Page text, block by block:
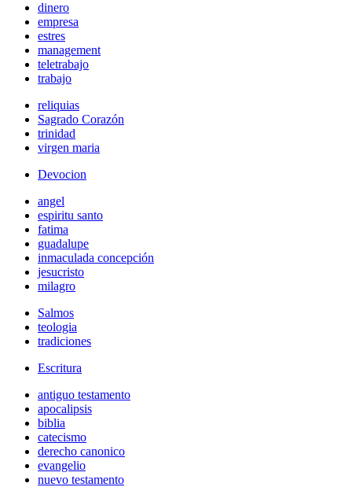
dinero
empresa
estres
management
teletrabajo
trabajo
reliquias
Sagrado Corazón
trinidad
virgen maria
Devocion
angel
espiritu santo
fatima
guadalupe
inmaculada concepción
jesucristo
milagro
Salmos
teologia
tradiciones
Escritura
antiguo testamento
apocalipsis
biblia
catecismo
derecho canonico
evangelio
nuevo testamento